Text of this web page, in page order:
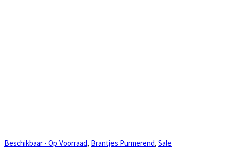
Beschikbaar - Op Voorraad, Brantjes Purmerend, Sale